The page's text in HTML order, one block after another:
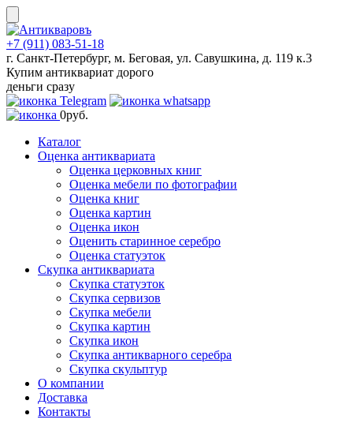
Skip
to
content
+7 (911) 083-51-18
г. Санкт-Петербург, м. Беговая, ул. Савушкина, д. 119 к.3
Купим антиквариат дорого
деньги сразу
0руб.
Каталог
Оценка антиквариата
Оценка церковных книг
Оценка мебели по фотографии
Оценка книг
Оценка картин
Оценка икон
Оценить старинное серебро
Оценка статуэток
Скупка антиквариата
Скупка статуэток
Скупка сервизов
Скупка мебели
Скупка картин
Скупка икон
Скупка антикварного серебра
Скупка скульптур
О компании
Доставка
Контакты